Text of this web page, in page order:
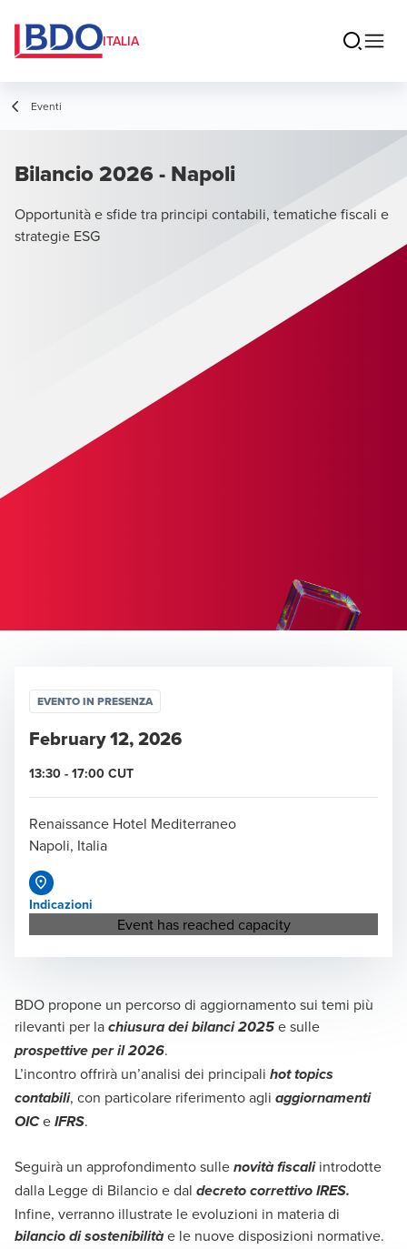
ITALIA
Eventi
Bilancio 2026 - Napoli
Opportunità e sfide tra principi contabili, tematiche fiscali e
strategie ESG
EVENTO IN PRESENZA
February 12, 2026
13:30 - 17:00 CUT
Renaissance Hotel Mediterraneo
Napoli, Italia
Indicazioni
Event has reached capacity
Opens in a new window/tab
BDO propone un percorso di aggiornamento sui temi più
rilevanti per la chiusura dei bilanci 2025 e sulle
prospettive per il 2026.
L’incontro offrirà un’analisi dei principali hot topics
contabili, con particolare riferimento agli aggiornamenti
OICe IFRS.
Seguirà un approfondimento sulle novità fiscaliintrodotte
dalla Legge di Bilancio e dal decreto correttivo IRES.
Infine, verranno illustrate le evoluzioni in materia di
bilancio di sostenibilità e le nuove disposizioni normative.